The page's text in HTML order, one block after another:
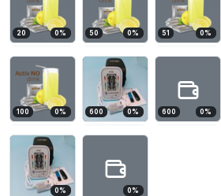
20 0% 50 0% 51 0%
100 0% 600 0% 600 0%
0% 0%